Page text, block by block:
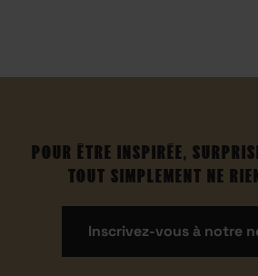
POUR ÊTRE INSPIRÉE,
TOUT SIMPLEMENT NE
Inscrivez-vous à notre